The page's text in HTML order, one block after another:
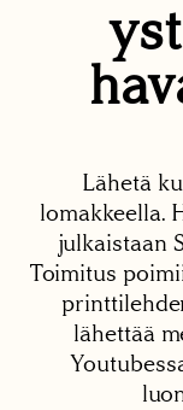
Lähetä
lomakkeella.
julkaistaan
Toimitus
lähettää